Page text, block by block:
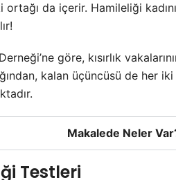
ortağı da içerir. Hamileliği
göre, kısırlık
kalan üçüncüsü de her
Makalede Neler
Testleri